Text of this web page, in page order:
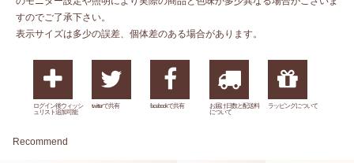
すのでご了承下さい。
表示サイズは多少の誤差、個体差のある場合があります。
ログイン後ウィッシ
ュリスト追加可能
twitterで共有 facebookで共有
お届け日数と配送料
について
ラッピングについて
Recommend